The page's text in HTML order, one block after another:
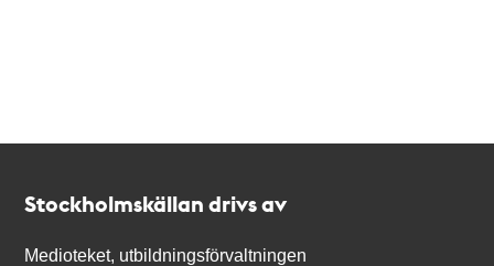
Stockholmskällan drivs av
Medioteket, utbildningsförvaltningen